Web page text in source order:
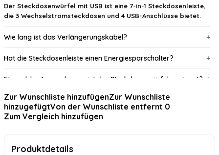
Der Steckdosenwürfel mit USB ist eine 7-in-1 Steckdosenleiste,
die 3 Wechselstromsteckdosen und 4 USB-Anschlüsse bietet.
Wie lang ist das Verlängerungskabel?
Hat die Steckdosenleiste einen Energiesparschalter?
Für welche Anwendungen ist der Steckdosenwürfel geeignet?
Wie viele USB-Anschlüsse hat die Steckdosenleiste?
Kann ich mehrere Geräte gleichzeitig anschließen?
immer im offiziellen Angebot.
Zur Wunschliste hinzufügenZur Wunschliste
hinzugefügtVon der Wunschliste entfernt 0
Zum Vergleich hinzufügen
Produktdetails